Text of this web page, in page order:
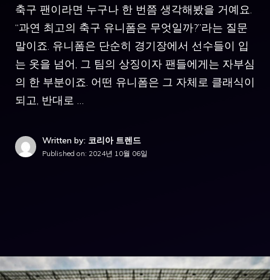
축구 팬이라면 누구나 한 번쯤 생각해봤을 거예요.
“과연 최고의 축구 유니폼은 무엇일까?”라는 질문
말이죠. 유니폼은 단순히 경기장에서 선수들이 입
는 옷을 넘어, 그 팀의 상징이자 팬들에게는 자부심
의 한 부분이죠. 어떤 유니폼은 그 자체로 클래식이
되고, 반대로 …
Written by: 코리아 트렌드
Published on: 2024년 10월 06일